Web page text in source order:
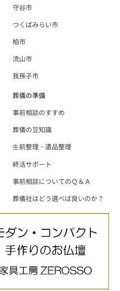
守谷市
つくばみらい市
柏市
流山市
我孫子市
葬儀の準備
事前相談のすすめ
葬儀の豆知識
⽣前整理・遺品整理
終活サポート
事前相談についてのＱ＆Ａ
葬儀社はどう選べば良いのか？